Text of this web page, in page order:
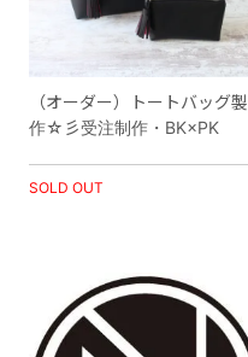
（オーダー）トートバッグ製
作☆彡受注制作・BK×PK
SOLD OUT